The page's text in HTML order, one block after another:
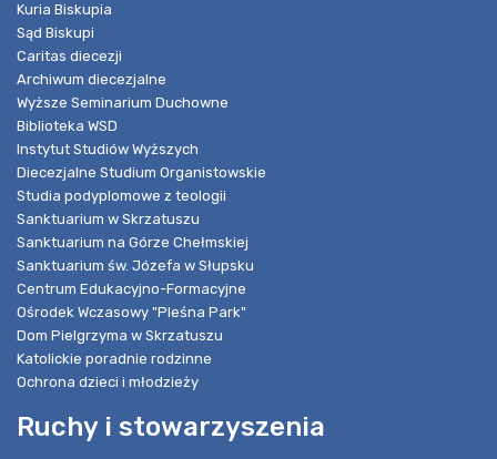
Kuria Biskupia
Sąd Biskupi
Caritas diecezji
Archiwum diecezjalne
Wyższe Seminarium Duchowne
Biblioteka WSD
Instytut Studiów Wyższych
Diecezjalne Studium Organistowskie
Studia podyplomowe z teologii
Sanktuarium w Skrzatuszu
Sanktuarium na Górze Chełmskiej
Sanktuarium św. Józefa w Słupsku
Centrum Edukacyjno-Formacyjne
Ośrodek Wczasowy "Pleśna Park"
Dom Pielgrzyma w Skrzatuszu
Katolickie poradnie rodzinne
Ochrona dzieci i młodzieży
Ruchy i stowarzyszenia